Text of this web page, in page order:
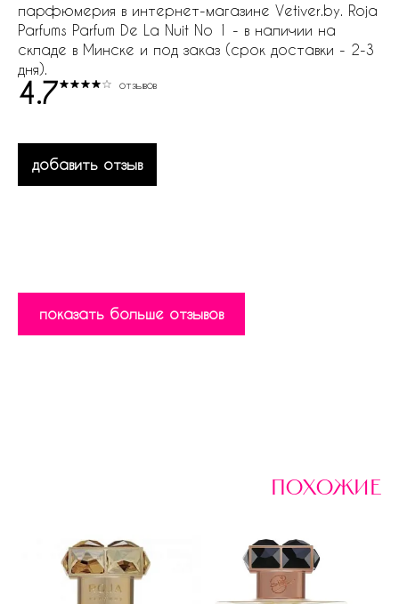
парфюмерия в интернет-магазине Vetiver.by. Roja
Parfums Parfum De La Nuit No 1 - в наличии на
складе в Минске и под заказ (срок доставки - 2-3
дня).
4.7 отзывов
добавить отзыв
показать больше отзывов
похожие